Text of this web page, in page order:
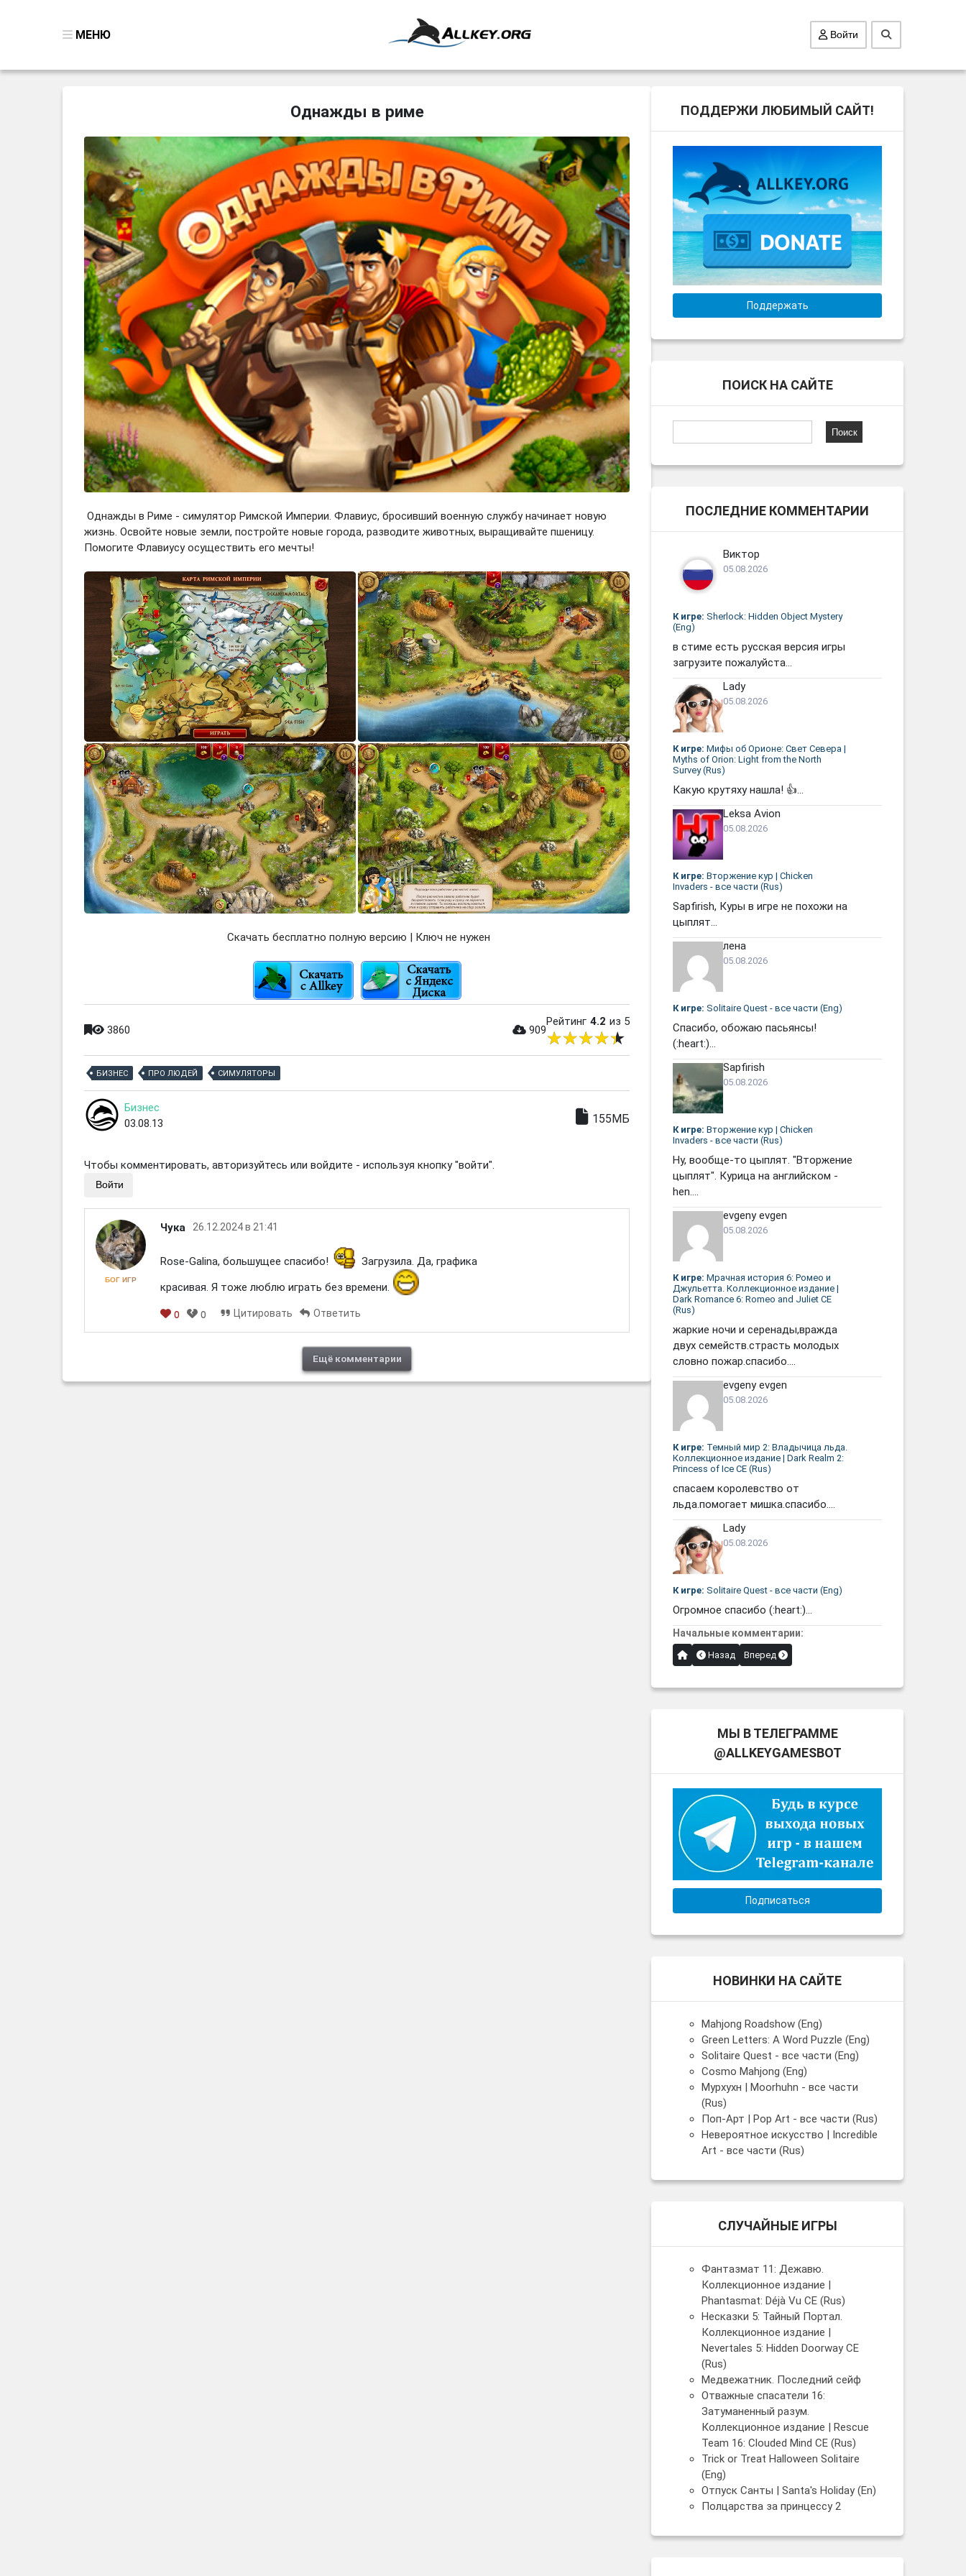
МЕНЮ
ГОЛОВОЛОМКИ
БИЗНЕС
ТРИ-В-РЯД
СТРАТЕГИИ
СТРЕЛЯЛКИ
КВЕСТ
КАК СКАЧАТЬ
НОВОСТИ
Войти
Однажды в риме
Однажды в Риме - симулятор Римской Империи. Флавиус, бросивший военную службу начинает новую
жизнь. Освойте новые земли, постройте новые города, разводите животных, выращивайте пшеницу.
Помогите Флавиусу осуществить его мечты!
Скачать бесплатно полную версию | Ключ не нужен
3860 909
Рейтинг 4.2 из 5
БИЗНЕС ПРО ЛЮДЕЙ СИМУЛЯТОРЫ
Бизнес
03.08.13
155МБ
Чтобы комментировать, авторизуйтесь или войдите - используя кнопку "войти".
Войти
БОГ ИГР
Чука 26.12.2024 в 21:41
Rose-Galina, большущее спасибо!
Загрузила. Да, графика
красивая. Я тоже люблю играть без времени.
0 0 Цитировать Ответить
Ещё комментарии
ПОДДЕРЖИ ЛЮБИМЫЙ САЙТ!
Поддержать
ПОИСК НА САЙТЕ
ПОСЛЕДНИЕ КОММЕНТАРИИ
Виктор
05.08.2026
К игре: Sherlock: Hidden Object Mystery
(Eng)
в стиме есть русская версия игры
загрузите пожалуйста...
Lady
05.08.2026
К игре: Мифы об Орионе: Свет Севера |
Myths of Orion: Light from the North
Survey (Rus)
Какую крутяху нашла! 👍...
Leksa Avion
05.08.2026
К игре: Вторжение кур | Chicken
Invaders - все части (Rus)
Sapfirish, Куры в игре не похожи на
цыплят...
лена
05.08.2026
К игре: Solitaire Quest - все части (Eng)
Спасибо, обожаю пасьянсы!
(:heart:)...
Sapfirish
05.08.2026
К игре: Вторжение кур | Chicken
Invaders - все части (Rus)
Ну, вообще-то цыплят. "Вторжение
цыплят". Курица на английском -
hen....
evgeny evgen
05.08.2026
К игре: Мрачная история 6: Ромео и
Джульетта. Коллекционное издание |
Dark Romance 6: Romeo and Juliet CE
(Rus)
жаркие ночи и серенады,вражда
двух семейств.страсть молодых
словно пожар.спасибо....
evgeny evgen
05.08.2026
К игре: Темный мир 2: Владычица льда.
Коллекционное издание | Dark Realm 2:
Princess of Ice CE (Rus)
спасаем королевство от
льда.помогает мишка.спасибо....
Lady
05.08.2026
К игре: Solitaire Quest - все части (Eng)
Огромное спасибо (:heart:)...
Начальные комментарии:
Назад Вперед
МЫ В ТЕЛЕГРАММЕ
@ALLKEYGAMESBOT
Подписаться
НОВИНКИ НА САЙТЕ
Mahjong Roadshow (Eng)
Green Letters: A Word Puzzle (Eng)
Solitaire Quest - все части (Eng)
Cosmo Mahjong (Eng)
Мурхухн | Moorhuhn - все части
(Rus)
Поп-Арт | Pop Art - все части (Rus)
Невероятное искусство | Incredible
Art - все части (Rus)
СЛУЧАЙНЫЕ ИГРЫ
Фантазмат 11: Дежавю.
Коллекционное издание |
Phantasmat: Déjà Vu CE (Rus)
Несказки 5: Тайный Портал.
Коллекционное издание |
Nevertales 5: Hidden Doorway CE
(Rus)
Медвежатник. Последний сейф
Отважные спасатели 16:
Затуманенный разум.
Коллекционное издание | Rescue
Team 16: Clouded Mind CE (Rus)
Trick or Treat Halloween Solitaire
(Eng)
Отпуск Санты | Santa's Holiday (En)
Полцарства за принцессу 2